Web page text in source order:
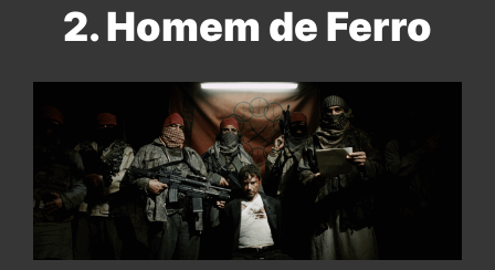
2. Homem de Ferro